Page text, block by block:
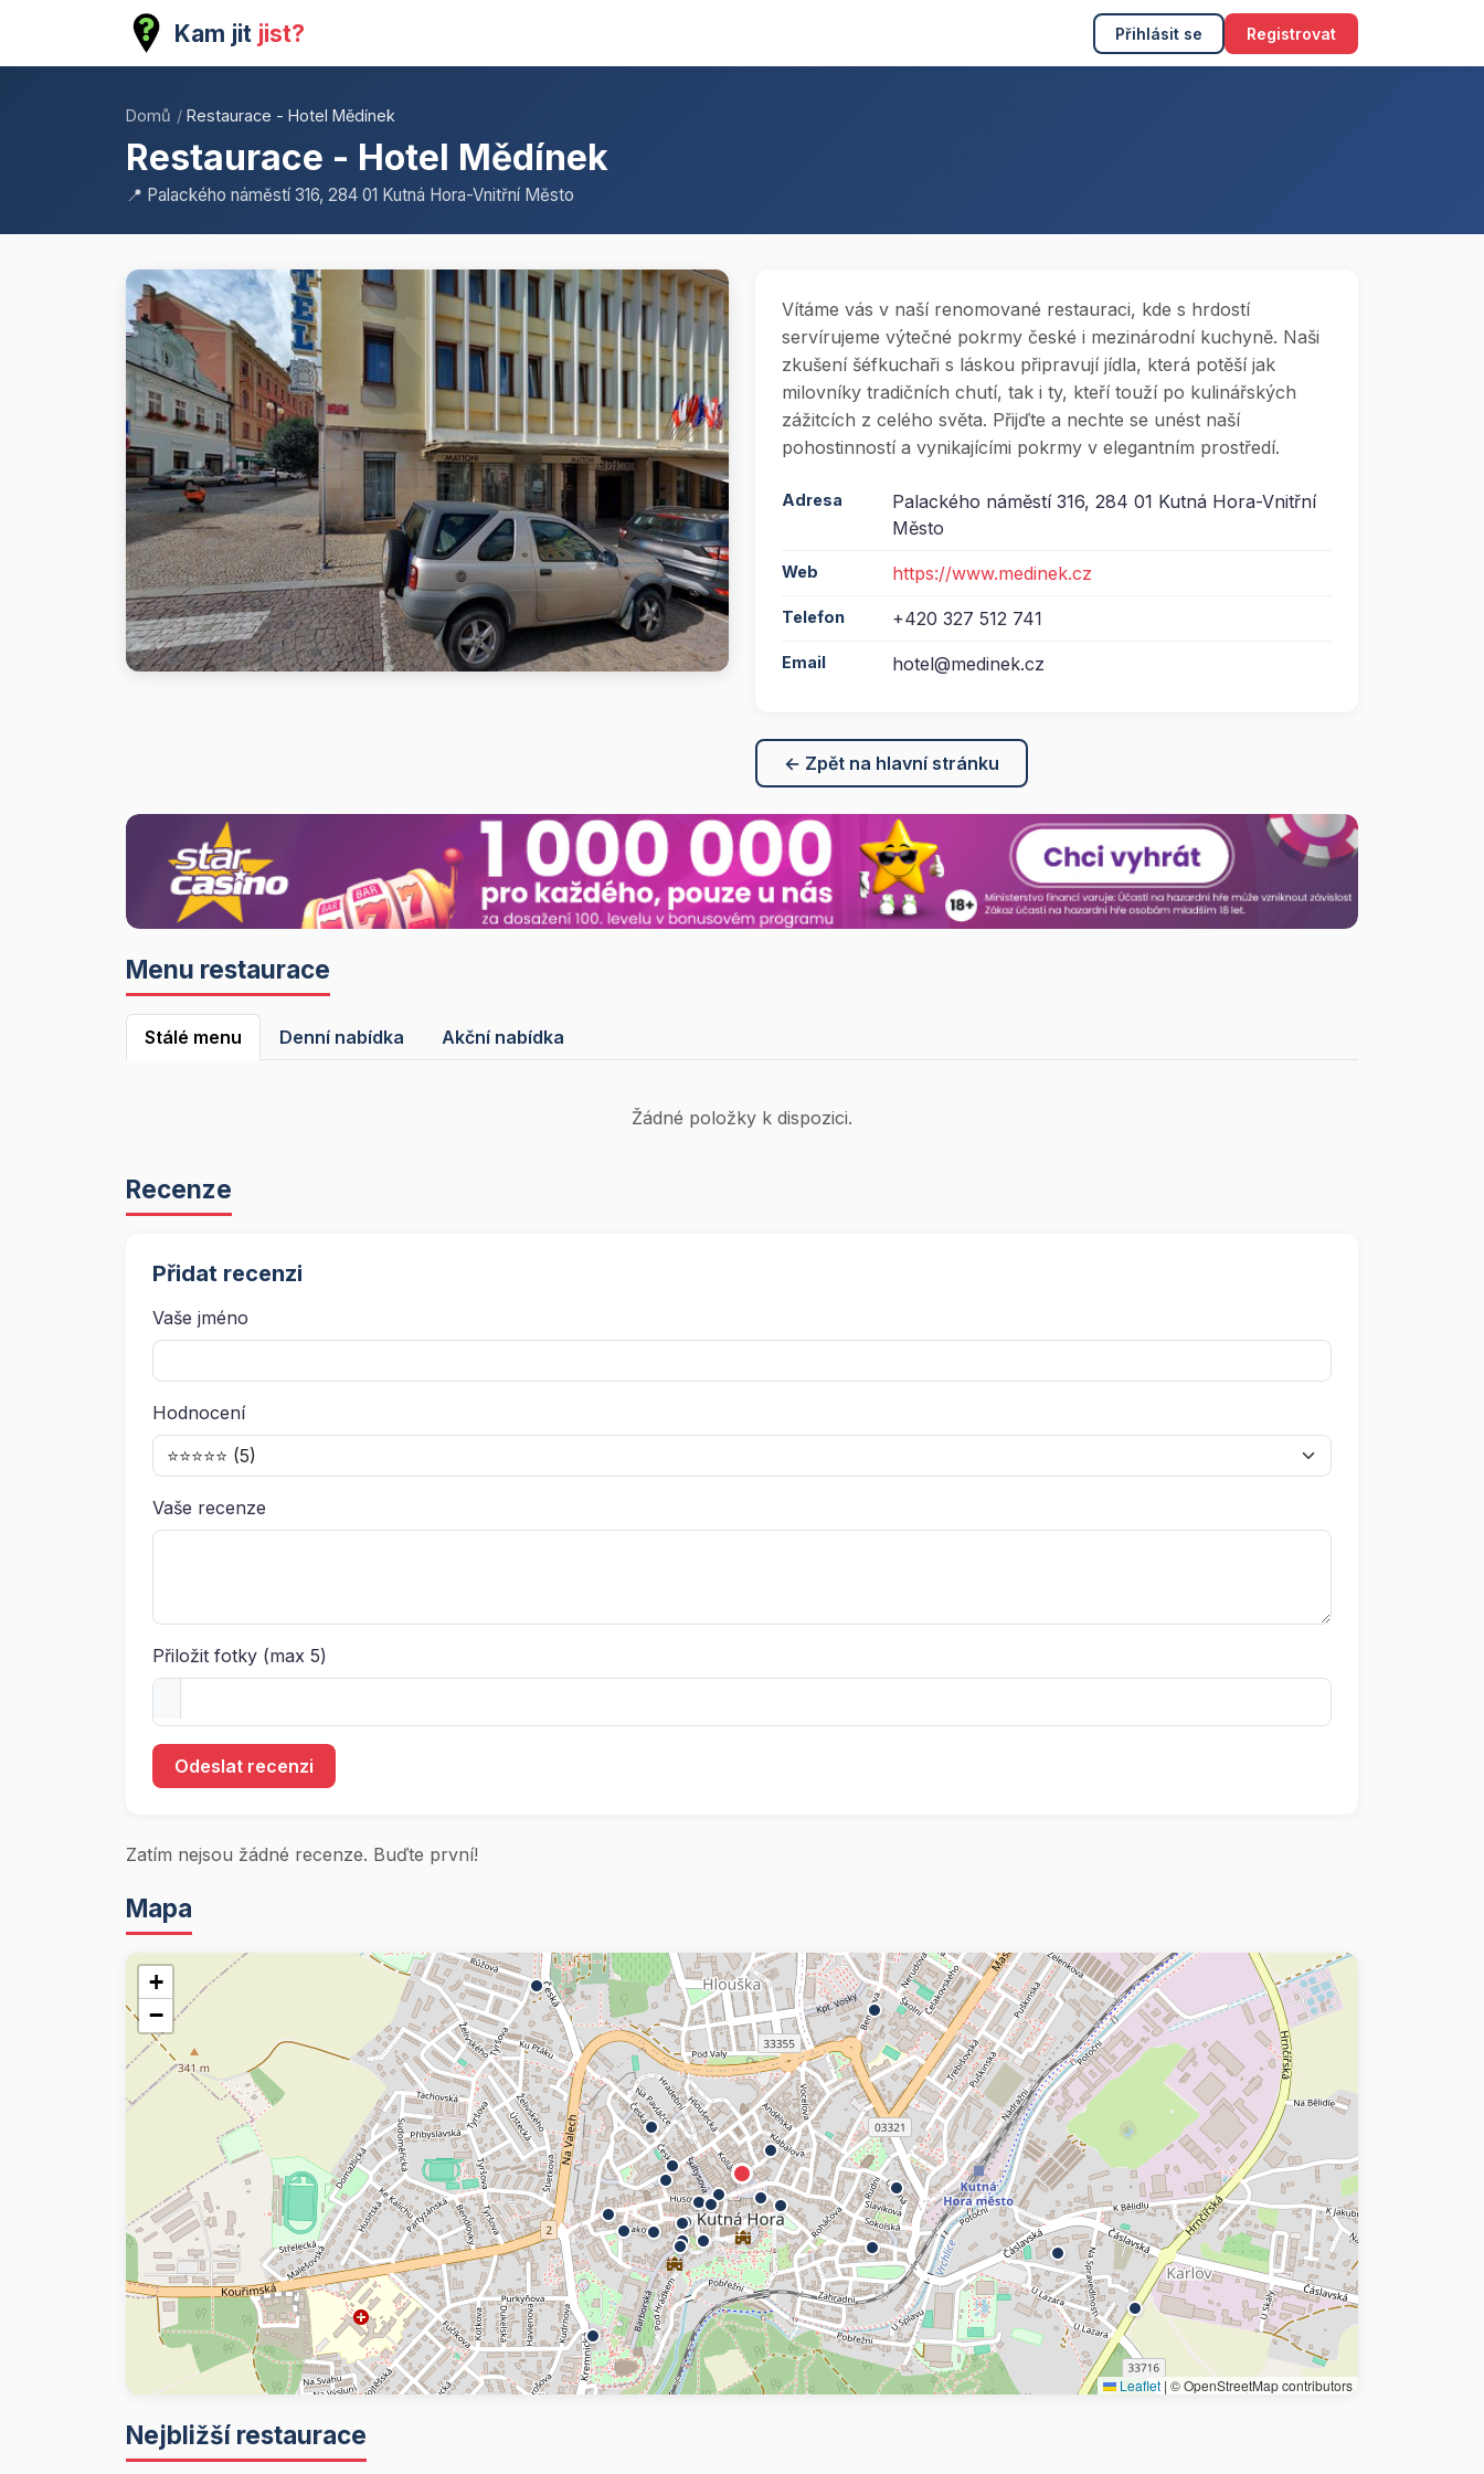
Kam jit jist? Přihlásit se Registrovat
Domů / Restaurace - Hotel Mědínek
Restaurace - Hotel Mědínek
📍 Palackého náměstí 316, 284 01 Kutná Hora-Vnitřní Město
Vítáme vás v naší renomované restauraci, kde s hrdostí
servírujeme výtečné pokrmy české i mezinárodní kuchyně. Naši
zkušení šéfkuchaři s láskou připravují jídla, která potěší jak
milovníky tradičních chutí, tak i ty, kteří touží po kulinářských
zážitcích z celého světa. Přijďte a nechte se unést naší
pohostinností a vynikajícími pokrmy v elegantním prostředí.
Adresa
Palackého náměstí 316, 284 01 Kutná Hora-Vnitřní
Město
Web https://www.medinek.cz
Telefon +420 327 512 741
Email hotel@medinek.cz
← Zpět na hlavní stránku
Menu restaurace
Stálé menu Denní nabídka Akční nabídka
Žádné položky k dispozici.
Recenze
Přidat recenzi
Vaše jméno
Hodnocení
Vaše recenze
Přiložit fotky (max 5)
Odeslat recenzi
Zatím nejsou žádné recenze. Buďte první!
Mapa
+
−
Leaflet | © OpenStreetMap contributors
Nejbližší restaurace